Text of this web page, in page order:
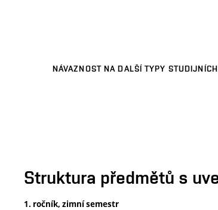
NÁVAZNOST NA DALŠÍ TYPY
Struktura předmětů s
1. ročník, zimní semestr